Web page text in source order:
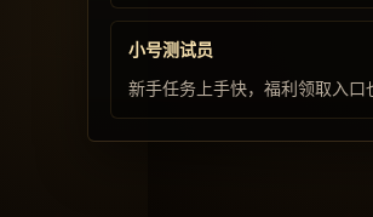
小号测试员
新手任务上手快，福利领取入口